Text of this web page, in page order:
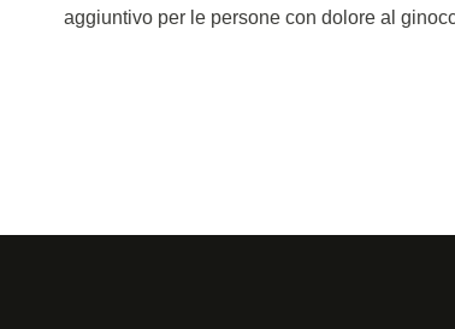
aggiuntivo per le persone con dolore al